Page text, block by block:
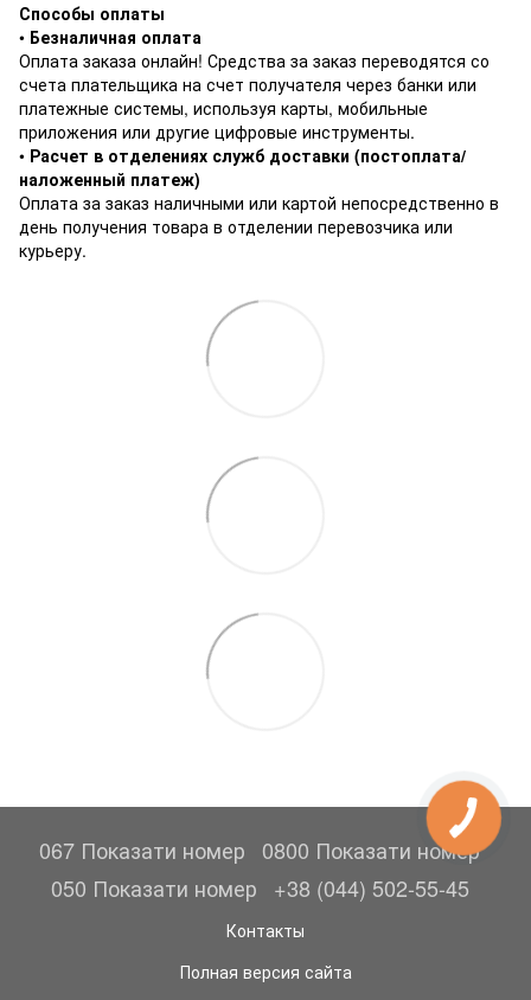
Способы оплаты
• Безналичная оплата
Оплата заказа онлайн! Средства за заказ переводятся со
счета плательщика на счет получателя через банки или
платежные системы, используя карты, мобильные
приложения или другие цифровые инструменты.
• Расчет в отделениях служб доставки (постоплата/
наложенный платеж)
Оплата за заказ наличными или картой непосредственно в
день получения товара в отделении перевозчика или
курьеру.
067 Показати номер
0800 Показати номер
050 Показати номер
+38 (044) 502-55-45
Контакты
Полная версия сайта